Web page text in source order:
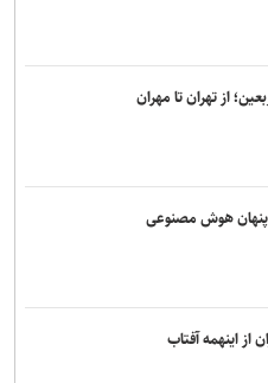
آرامی می‌زند
زنجیره‌ای ۱۲ خودرو با ۱۹ مصدوم در محور یاسوج–اصفهان/ علت
راه‌اندازی شد
بین انسان و حیوان با قاچاق
است
از تهران تا مهران
هوش مصنوعی
از اینهمه آفتاب